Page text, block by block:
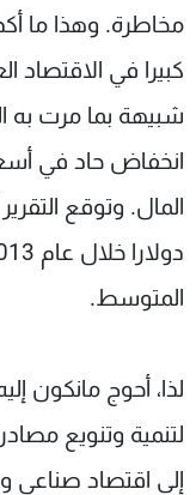
مخاطرة. وهذا ما
كبيرا في الاقتصاد
انخفاض حاد في
المتوسط.
لذا، أحوج مانكون
لتنمية وتنويع
إلى اقتصاد صناعي